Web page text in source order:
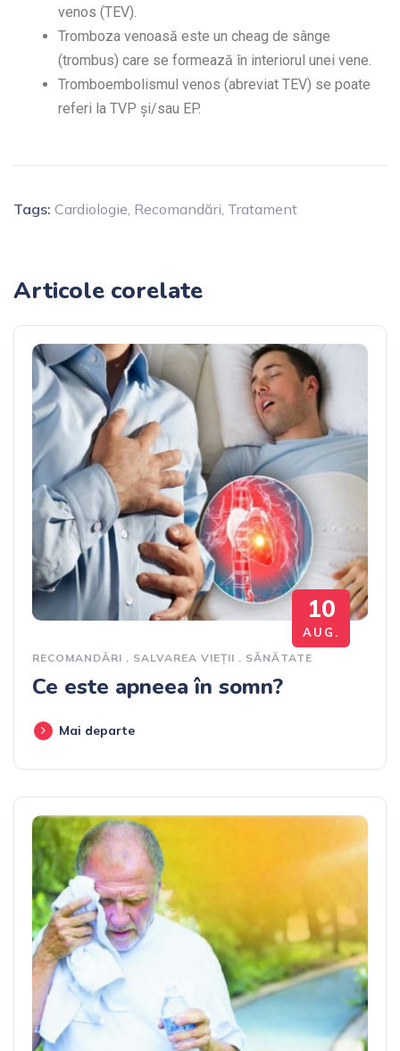
venos (TEV).
Tromboza venoasă este un cheag de sânge
(trombus) care se formează în interiorul unei vene.
Tromboembolismul venos (abreviat TEV) se poate
referi la TVP și/sau EP.
Tags: Cardiologie Recomandări Tratament
Articole corelate
10
AUG.
RECOMANDĂRI SALVAREA VIEȚII SĂNĂTATE
Ce este apneea în somn?
Mai departe